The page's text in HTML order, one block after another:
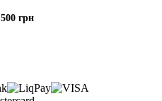
500 грн